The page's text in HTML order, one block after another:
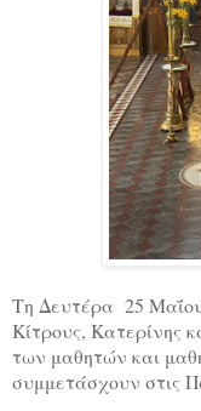
Τη Δευτέρα 25
Κίτρους, Κατερίνης
των μαθητών και
συμμετάσχουν στις